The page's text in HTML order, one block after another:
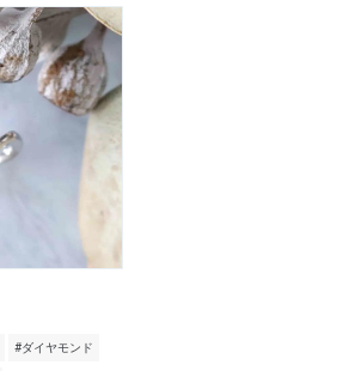
#ダイヤモンド